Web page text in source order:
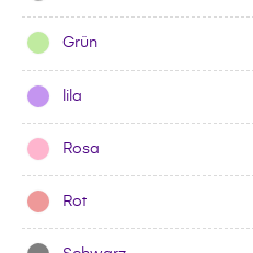
Grün
lila
Rosa
Rot